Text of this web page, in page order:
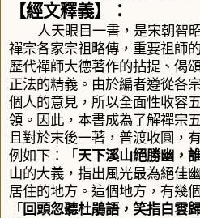
【經文釋義】：
人天眼目一書，是宋朝智
禪宗各家宗祖略傳，重要祖師
歷代禪師大德著作的拈提、偈
正法的精義。由於編者遵從各
個人的意見，所以全面性收容
領。因此，本書成為了解禪宗
且對於末後一著， 普渡收圓，
例如下：「 天下溪山絕勝幽，
山的大義，指出風光最為絕佳
居住的地方。這個地方，有幾
「 回頭忽聽杜鵑語，笑指白雲